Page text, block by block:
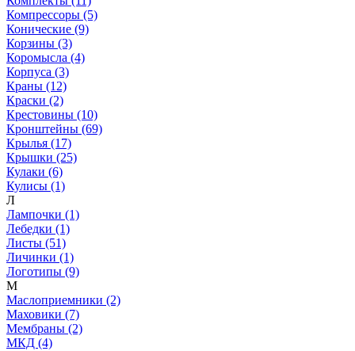
Компрессоры (5)
Конические (9)
Корзины (3)
Коромысла (4)
Корпуса (3)
Краны (12)
Краски (2)
Крестовины (10)
Кронштейны (69)
Крылья (17)
Крышки (25)
Кулаки (6)
Кулисы (1)
Л
Лампочки (1)
Лебедки (1)
Листы (51)
Личинки (1)
Логотипы (9)
М
Маслоприемники (2)
Маховики (7)
Мембраны (2)
МКД (4)